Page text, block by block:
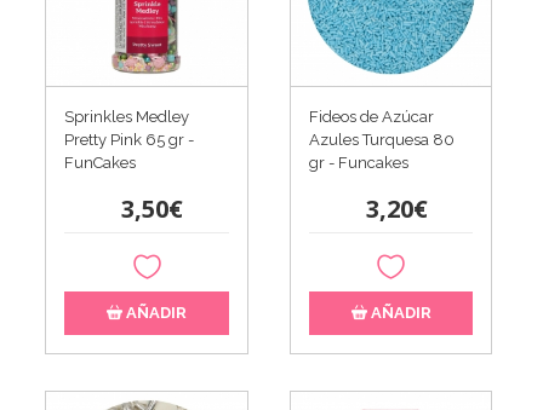
Sprinkles Medley
Pretty Pink 65 gr -
FunCakes
3,50€
AÑADIR
Fideos de Azúcar
Azules Turquesa 80
gr - Funcakes
3,20€
AÑADIR